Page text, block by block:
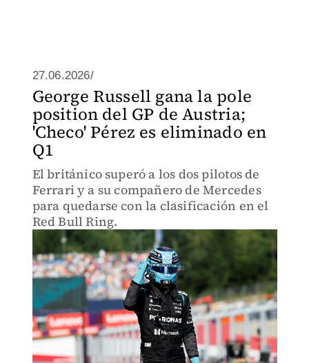
27.06.2026/
George Russell gana la pole
position del GP de Austria;
'Checo' Pérez es eliminado en
Q1
El británico superó a los dos pilotos de
Ferrari y a su compañero de Mercedes
para quedarse con la clasificación en el
Red Bull Ring.